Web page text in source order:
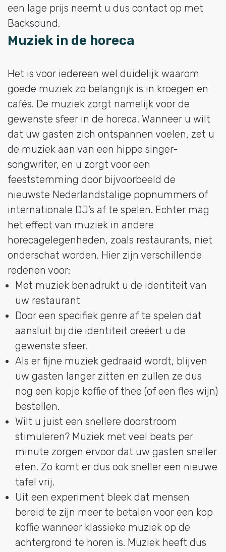
een lage prijs neemt u dus contact op met
Backsound.
Muziek in de horeca
Het is voor iedereen wel duidelijk waarom
goede muziek zo belangrijk is in kroegen en
cafés. De muziek zorgt namelijk voor de
gewenste sfeer in de horeca. Wanneer u wilt
dat uw gasten zich ontspannen voelen, zet u
de muziek aan van een hippe singer-
songwriter, en u zorgt voor een
feeststemming door bijvoorbeeld de
nieuwste Nederlandstalige popnummers of
internationale DJ’s af te spelen. Echter mag
het effect van muziek in andere
horecagelegenheden, zoals restaurants, niet
onderschat worden. Hier zijn verschillende
redenen voor:
Met muziek benadrukt u de identiteit van
uw restaurant
Door een specifiek genre af te spelen dat
aansluit bij die identiteit creëert u de
gewenste sfeer.
Als er fijne muziek gedraaid wordt, blijven
uw gasten langer zitten en zullen ze dus
nog een kopje koffie of thee (of een fles wijn)
bestellen.
Wilt u juist een snellere doorstroom
stimuleren? Muziek met veel beats per
minute zorgen ervoor dat uw gasten sneller
eten. Zo komt er dus ook sneller een nieuwe
tafel vrij.
Uit een experiment bleek dat mensen
bereid te zijn meer te betalen voor een kop
koffie wanneer klassieke muziek op de
achtergrond te horen is. Muziek heeft dus